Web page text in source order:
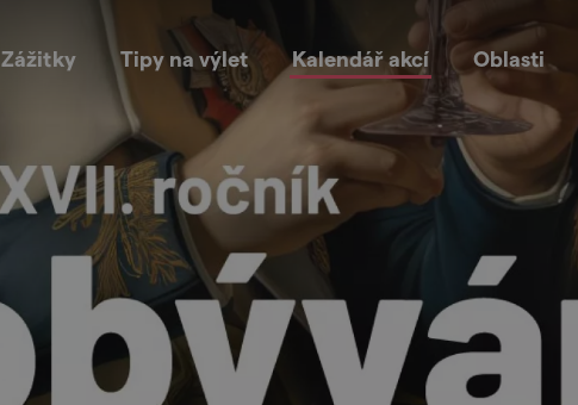
Zážitky Tipy na výlet Kalendář akcí Oblasti